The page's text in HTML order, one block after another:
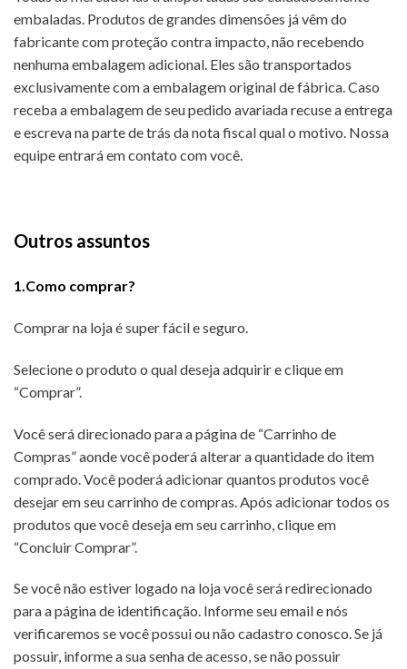
embaladas. Produtos de grandes dimensões já vêm do
fabricante com proteção contra impacto, não recebendo
nenhuma embalagem adicional. Eles são transportados
exclusivamente com a embalagem original de fábrica. Caso
receba a embalagem de seu pedido avariada recuse a entrega
e escreva na parte de trás da nota fiscal qual o motivo. Nossa
equipe entrará em contato com você.
Outros assuntos
1.Como comprar?
Comprar na loja é super fácil e seguro.
Selecione o produto o qual deseja adquirir e clique em
“Comprar”.
Você será direcionado para a página de “Carrinho de
Compras” aonde você poderá alterar a quantidade do item
comprado. Você poderá adicionar quantos produtos você
desejar em seu carrinho de compras. Após adicionar todos os
produtos que você deseja em seu carrinho, clique em
“Concluir Comprar”.
Se você não estiver logado na loja você será redirecionado
para a página de identificação. Informe seu email e nós
verificaremos se você possui ou não cadastro conosco. Se já
possuir, informe a sua senha de acesso, se não possuir